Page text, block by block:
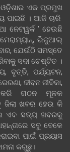
ଏକ ପ୍ରମୁଖ
ପାଇଛି । ଆଜି ଚାରି
ନେଟୱର୍କ ’ ହେଉଛି
ଭିଜୁଆଲ୍
ଯେଉଁଠି ସମସ୍ତେ
ସଦା ଚେଷ୍ଟିତ ।
ବୃତ୍ତି, ପର୍ଯ୍ୟଟନ,
ଜୀବନ ଜୀବିକା,
କରି ଗଠନ ମୂଳକ
ଜିଲା ଖବର ହେଉ କି
ଏବ ସତ୍ୟ ଖବରକୁ
ସବୁ ବେଳେ
ପାଇଁ ପ୍ରୟାସ
କରୁଛୁ।